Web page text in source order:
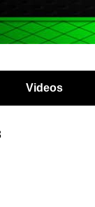
Videos